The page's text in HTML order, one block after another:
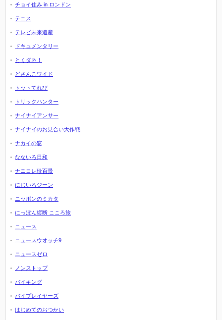
チョイ住み in ロンドン
テニス
テレビ未来遺産
ドキュメンタリー
とくダネ！
どさんこワイド
トットてれび
トリックハンター
ナイナイアンサー
ナイナイのお見合い大作戦
ナカイの窓
なないろ日和
ナニコレ珍百景
にじいろジーン
ニッポンのミカタ
にっぽん縦断 こころ旅
ニュース
ニュースウオッチ9
ニュースゼロ
ノンストップ
バイキング
バイプレイヤーズ
はじめてのおつかい